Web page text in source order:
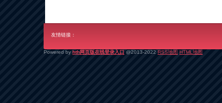
友情链接：
Powered by hth网页版在线登录入口 @2013-2022 RSS地图 HTML地图